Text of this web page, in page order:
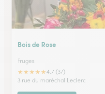
Bois de Rose
Fruges
★★★★★4.7 (37)
3 rue du maréchal Leclerc